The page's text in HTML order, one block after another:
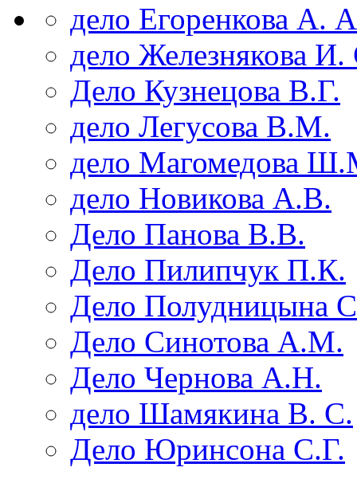
дело Егоренкова А.
дело Железнякова И.
Дело Кузнецова В.Г.
дело Легусова В.М.
дело Магомедова
дело Новикова А.В.
Дело Панова В.В.
Дело Пилипчук П.К.
Дело Полудницына
Дело Синотова А.М.
Дело Чернова А.Н.
дело Шамякина В. С.
Дело Юринсона С.Г.